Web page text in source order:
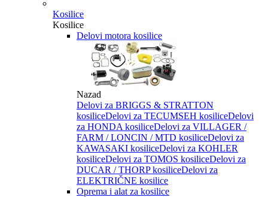
Kosilice
Kosilice
Delovi motora kosilice
Nazad
Delovi za BRIGGS & STRATTON
kosiliceDelovi za TECUMSEH kosiliceDelovi
za HONDA kosiliceDelovi za VILLAGER /
FARM / LONCIN / MTD kosiliceDelovi za
KAWASAKI kosiliceDelovi za KOHLER
kosiliceDelovi za TOMOS kosiliceDelovi za
DUCAR / THORP kosiliceDelovi za
ELEKTRIČNE kosilice
Oprema i alat za kosilice